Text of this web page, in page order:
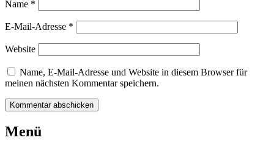
Name *
E-Mail-Adresse *
Website
Name, E-Mail-Adresse und Website in diesem Browser für
meinen nächsten Kommentar speichern.
Beitrags-
←Kinder
und
Für
uns
Menü